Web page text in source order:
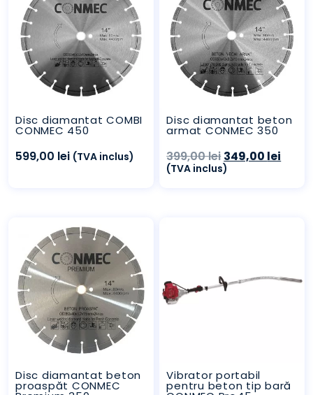
Disc diamantat COMBI
CONMEC 450
599,00 lei (TVA inclus)
Disc diamantat beton
armat CONMEC 350
399,00lei Prețul
inițial
a
349,00 lei
(TVA inclus)
Disc diamantat beton
proaspăt CONMEC
Vibrator portabil
pentru beton tip bară